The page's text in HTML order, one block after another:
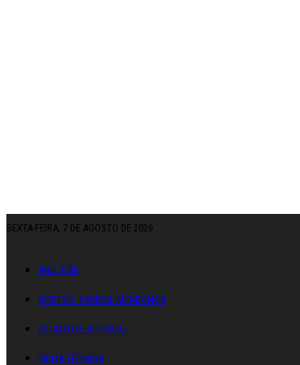
SEXTA-FEIRA, 7 DE AGOSTO DE 2026
ANO: CXII
DIRETOR: SAMUEL MENDONÇA
ESTATUTO EDITORIAL
FICHA TÉCNICA